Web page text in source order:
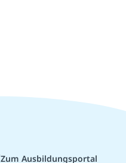
Zum Ausbildungsportal